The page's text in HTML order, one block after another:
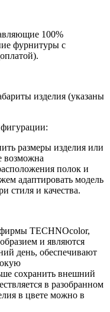
100%
фурнитуры с
изделия (указаны
размеры изделия или
возможна
полок и
адаптировать модель
стиля и качества.
TECHNOcolor,
и являются
день, обеспечивают
сохранить внешний
в разобранном
в цвете можно в